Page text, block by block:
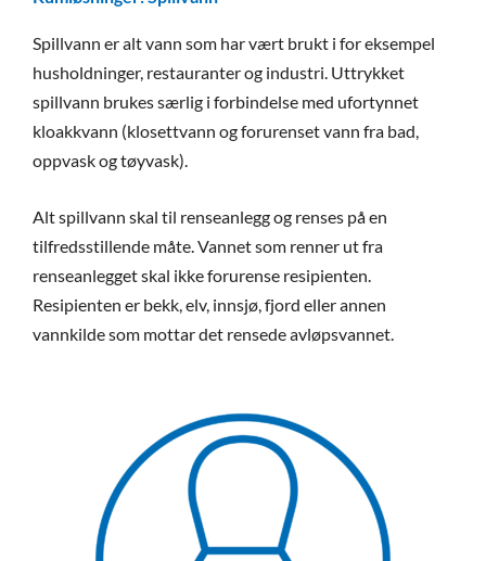
Spillvann er alt vann som har vært brukt i for eksempel
husholdninger, restauranter og industri. Uttrykket
spillvann brukes særlig i forbindelse med ufortynnet
kloakkvann (klosettvann og forurenset vann fra bad,
oppvask og tøyvask).
Alt spillvann skal til renseanlegg og renses på en
tilfredsstillende måte. Vannet som renner ut fra
renseanlegget skal ikke forurense resipienten.
Resipienten er bekk, elv, innsjø, fjord eller annen
vannkilde som mottar det rensede avløpsvannet.